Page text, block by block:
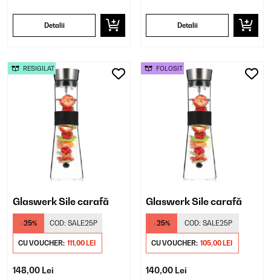
Detalii Detalii
Glaswerk Sile carafă
-25% COD: SALE25P
CU VOUCHER: 111,00 LEI
148,00 Lei
RESIGILAT
Glaswerk Sile carafă
-25% COD: SALE25P
CU VOUCHER: 105,00 LEI
140,00 Lei
FOLOSIT